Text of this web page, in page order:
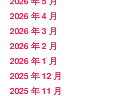
2026 年 4 月
2026 年 3 月
2026 年 2 月
2026 年 1 月
2025 年 12 月
2025 年 11 月